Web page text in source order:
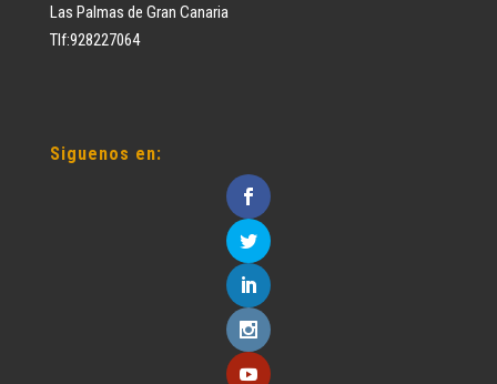
Las Palmas de Gran Canaria
Tlf:928227064
Siguenos en: